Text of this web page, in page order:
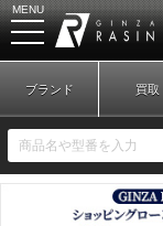
MENU
ブランド 買取